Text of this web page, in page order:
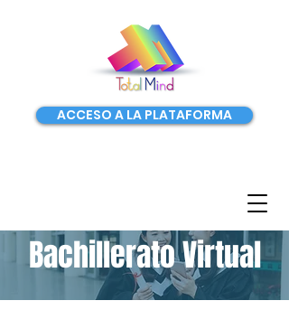
ACCESO A LA PLATAFORMA
Bachillerato Virtual